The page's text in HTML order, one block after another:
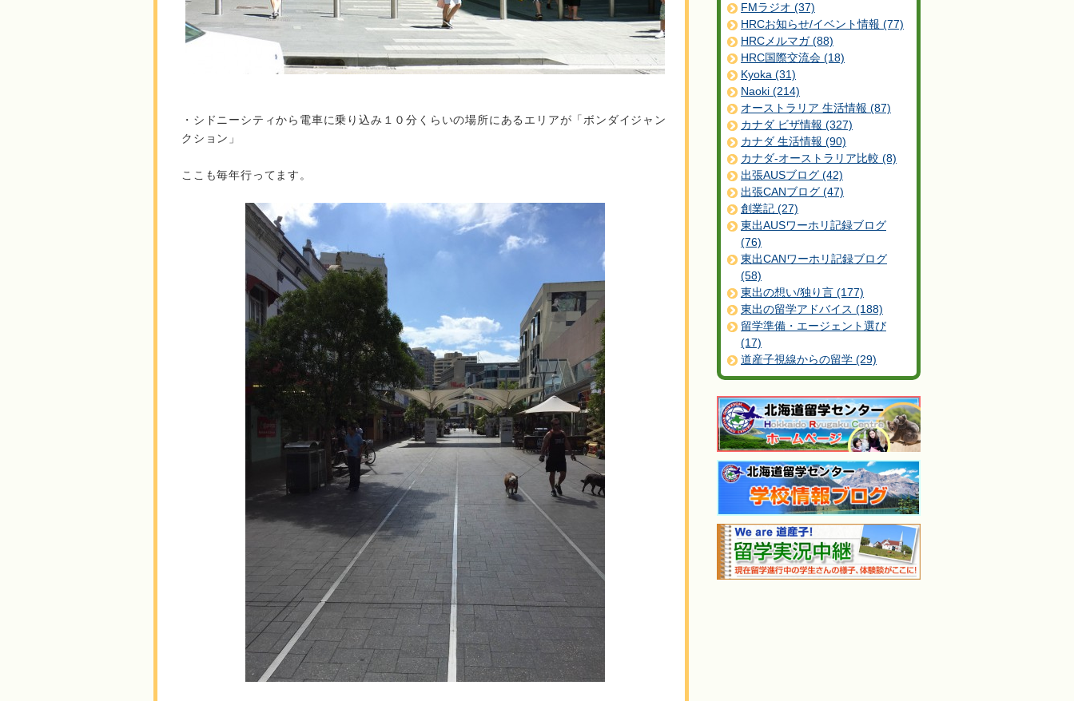
・シドニーシティから電車に乗り込み１０分くらいの場所にあるエリアが「ボンダイジャン
クション」
ここも毎年行ってます。
FMラジオ (37)
HRCお知らせ/イベント情報 (77)
HRCメルマガ (88)
HRC国際交流会 (18)
Kyoka (31)
Naoki (214)
オーストラリア 生活情報 (87)
カナダ ビザ情報 (327)
カナダ 生活情報 (90)
カナダ-オーストラリア比較 (8)
出張AUSブログ (42)
出張CANブログ (47)
創業記 (27)
東出AUSワーホリ記録ブログ
(76)
東出CANワーホリ記録ブログ
(58)
東出の想い/独り言 (177)
東出の留学アドバイス (188)
留学準備・エージェント選び
(17)
道産子視線からの留学 (29)